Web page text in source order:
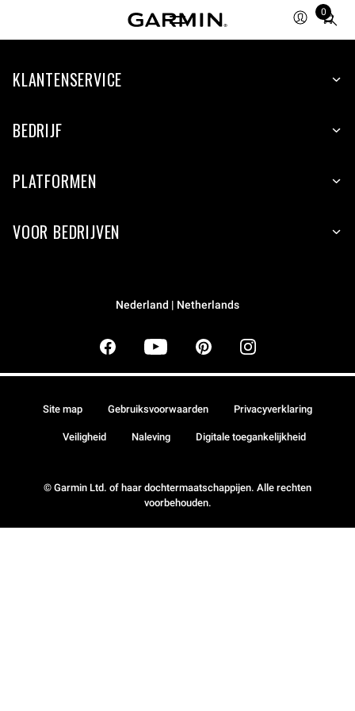
0
Total
items
cart:
KLANTENSERVICE
BEDRIJF
PLATFORMEN
VOOR BEDRIJVEN
Nederland | Netherlands
© Garmin Ltd. of haar dochtermaatschappijen. Alle rechten
voorbehouden.
Site map Gebruiksvoorwaarden Privacyverklaring
Veiligheid Naleving Digitale toegankelijkheid